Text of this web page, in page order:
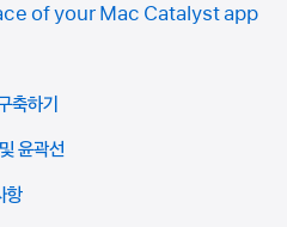
of your Mac Catalyst app
하기
윤곽선
항